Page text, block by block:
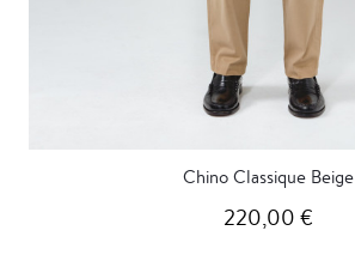
Chino Classique Beige
220,00 €